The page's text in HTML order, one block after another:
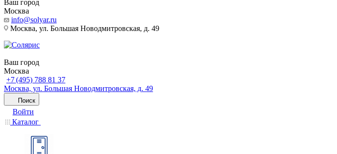
Ваш город
Москва
info@solyar.ru
Москва, ул. Большая Новодмитровская, д. 49
Ваш город
Москва
+7 (495) 788 81 37
Москва, ул. Большая Новодмитровская, д. 49
Поиск
Войти
Каталог